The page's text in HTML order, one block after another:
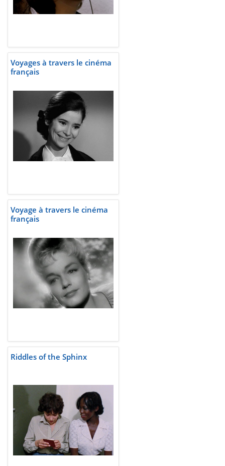
Voyages à travers le cinéma
français
Voyage à travers le cinéma
français
Riddles of the Sphinx